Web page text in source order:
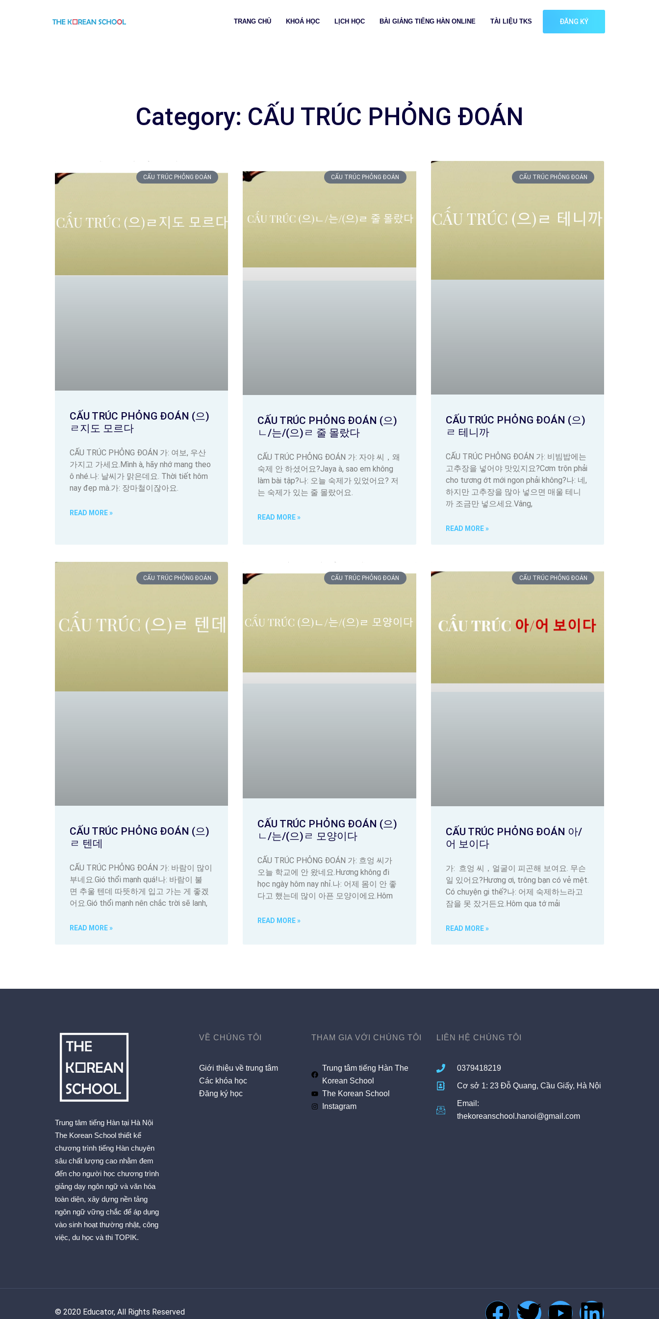
TRANG CHỦ KHOÁ HỌC LỊCH HỌC BÀI GIẢNG TIẾNG HÀN ONLINE TÀI LIỆU TKS ĐĂNG KÝ
Category: CẤU TRÚC PHỎNG ĐOÁN
CẤU TRÚC PHỎNG ĐOÁN
CẤU TRÚC PHỎNG ĐOÁN (으)
ㄹ지도 모르다
CẤU TRÚC PHỎNG ĐOÁN 가: 여보, 우산
가지고 가세요.Mình à, hãy nhớ mang theo
ô nhé.나: 날씨가 맑은데요. Thời tiết hôm
nay đẹp mà.가: 장마철이잖아요.
READ MORE »
CẤU TRÚC PHỎNG ĐOÁN
CẤU TRÚC PHỎNG ĐOÁN (으)
ㄴ/는/(으)ㄹ 줄 몰랐다
CẤU TRÚC PHỎNG ĐOÁN 가: 자야 씨，왜
숙제 안 하셨어요?Jaya à, sao em không
làm bài tập?나: 오늘 숙제가 있었어요? 저
는 숙제가 있는 줄 몰랐어요.
READ MORE »
CẤU TRÚC PHỎNG ĐOÁN
CẤU TRÚC PHỎNG ĐOÁN (으)
ㄹ 테니까
CẤU TRÚC PHỎNG ĐOÁN 가: 비빔밥에는
고추장을 넣어야 맛있지요?Cơm trộn phải
cho tương ớt mới ngon phải không?나: 네,
하지만 고추장을 많아 넣으면 매울 테니
까 조금만 넣으세요.Vâng,
READ MORE »
CẤU TRÚC PHỎNG ĐOÁN
CẤU TRÚC PHỎNG ĐOÁN (으)
ㄹ 텐데
CẤU TRÚC PHỎNG ĐOÁN 가: 바람이 많이
부네요.Gió thổi mạnh quá!나: 바람이 불
면 추울 텐데 따뜻하게 입고 가는 게 좋겠
어요.Gió thổi mạnh nên chắc trời sẽ lanh,
READ MORE »
CẤU TRÚC PHỎNG ĐOÁN
CẤU TRÚC PHỎNG ĐOÁN (으)
ㄴ/는/(으)ㄹ 모양이다
CẤU TRÚC PHỎNG ĐOÁN 가: 흐엉 씨가
오늘 학교에 안 왔네요.Hương không đi
học ngày hôm nay nhỉ.나: 어제 몸이 안 좋
다고 했는데 많이 아픈 모양이에요.Hôm
READ MORE »
CẤU TRÚC PHỎNG ĐOÁN
CẤU TRÚC PHỎNG ĐOÁN 아/
어 보이다
가: 흐엉 씨，얼굴이 피곤해 보여요. 무슨
일 있어요?Hương ơi, trông bạn có vẻ mệt.
Có chuyện gi thế?나: 어제 숙제하느라고
잠을 못 잤거든요.Hôm qua tớ mải
READ MORE »
Trung tâm tiếng Hàn tại Hà Nội
The Korean School thiết kế
chương trình tiếng Hàn chuyên
sâu chất lượng cao nhằm đem
đến cho người học chương trình
giảng dạy ngôn ngữ và văn hóa
toàn diện, xây dựng nền tảng
ngôn ngữ vững chắc để áp dụng
vào sinh hoạt thường nhật, công
việc, du học và thi TOPIK.
VỀ CHÚNG TÔI
Giới thiệu về trung tâm
Các khóa học
Đăng ký học
THAM GIA VỚI CHÚNG TÔI
Trung tâm tiếng Hàn The
Korean School
The Korean School
Instagram
LIÊN HỆ CHÚNG TÔI
0379418219
Cơ sở 1: 23 Đỗ Quang, Cầu Giấy, Hà Nội
Email:
thekoreanschool.hanoi@gmail.com
© 2020 Educator, All Rights Reserved